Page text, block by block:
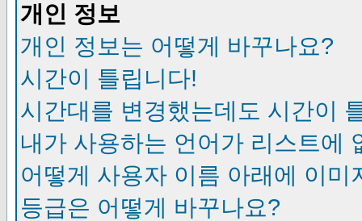
개인 정보
개인 정보는 어떻게 바꾸나요?
시간이 틀립니다!
시간대를 변경했는데도 시간이
내가 사용하는 언어가 리스트에
어떻게 사용자 이름 아래에 이미
등급은 어떻게 바꾸나요?